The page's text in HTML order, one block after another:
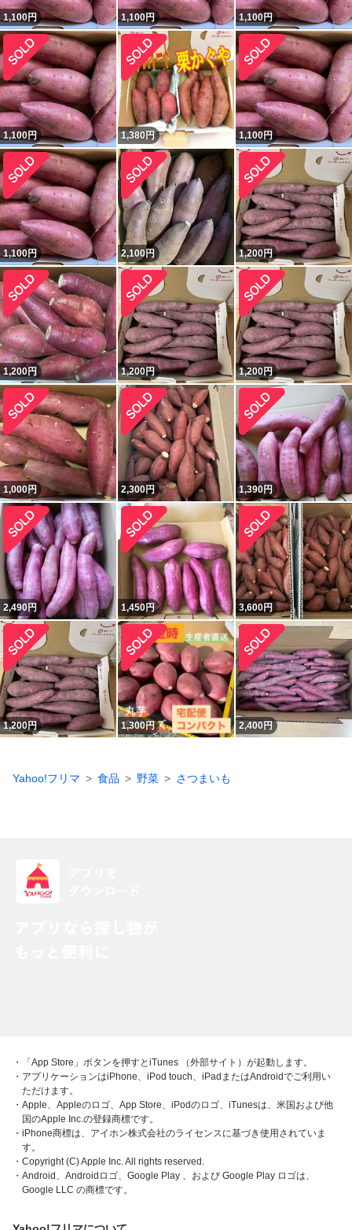
1,100円 1,100円 1,100円
1,100円 1,380円 1,100円
1,100円 2,100円 1,200円
1,200円 1,200円 1,200円
1,000円 2,300円 1,390円
2,490円 1,450円 3,600円
1,200円 1,300円 2,400円
Yahoo!フリマ 食品 野菜 さつまいも
・「App Store」ボタンを押すとiTunes （外部サイト）が起動します。
・アプリケーションはiPhone、iPod touch、iPadまたはAndroidでご利用い
ただけます。
・Apple、Appleのロゴ、App Store、iPodのロゴ、iTunesは、米国および他
国のApple Inc.の登録商標です。
・iPhone商標は、アイホン株式会社のライセンスに基づき使用されていま
す。
・Copyright (C) Apple Inc. All rights reserved.
・Android、Androidロゴ、Google Play 、および Google Play ロゴは、
Google LLC の商標です。